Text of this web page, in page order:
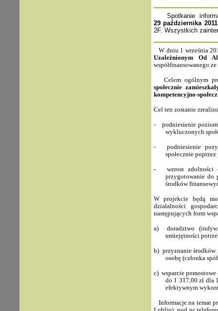
Spotkanie
29 października 2011
2F. Wszystkich
W dniu 1 września
Uzależnionym Od
współfinansowanego
Celem ogólnym
społecznie
kompetencyjno-
Cel ten zostanie
-
podniesienie
wykluczonych
-
podniesienie
społecznie
-
wzrost zdolności
przygotowanie do
środków
W projekcie będą
działalności
następujących form
a)
doradztwo
umiejętności
b) przyznanie środków
osobę (członka
c) wsparcie
do 1 317,00 zł dla
efektywnym
Informacje na temat